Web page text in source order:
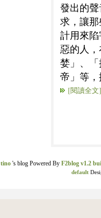
發出的
求，讓
計用來
惡的人
婪」、
帝」等
[閱讀全文]
tino's blog Powered By F2blog v1.2
default